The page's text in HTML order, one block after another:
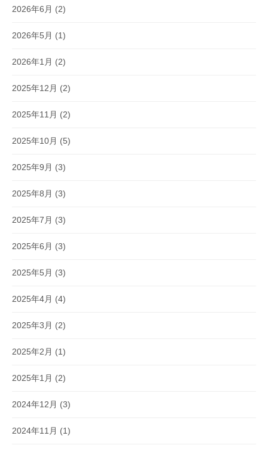
2026年6月 (2)
2026年5月 (1)
2026年1月 (2)
2025年12月 (2)
2025年11月 (2)
2025年10月 (5)
2025年9月 (3)
2025年8月 (3)
2025年7月 (3)
2025年6月 (3)
2025年5月 (3)
2025年4月 (4)
2025年3月 (2)
2025年2月 (1)
2025年1月 (2)
2024年12月 (3)
2024年11月 (1)